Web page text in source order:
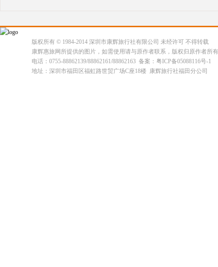
版权所有 © 1984-2014 深圳市康辉旅行社有限公司 未经许可 不得转载
康辉惠旅网所提供的图片，如需使用请与原作者联系，版权归原作者所
电话：0755-88862139/88862161/88862163 备案：粤ICP备05088116号-1
地址：深圳市福田区福虹路世贸广场C座18楼 康辉旅行社福田分公司